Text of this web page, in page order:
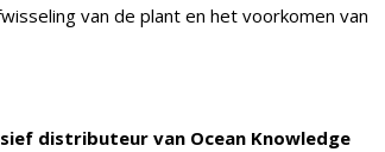
van de plant en het voorkomen van
distributeur van Ocean Knowledge